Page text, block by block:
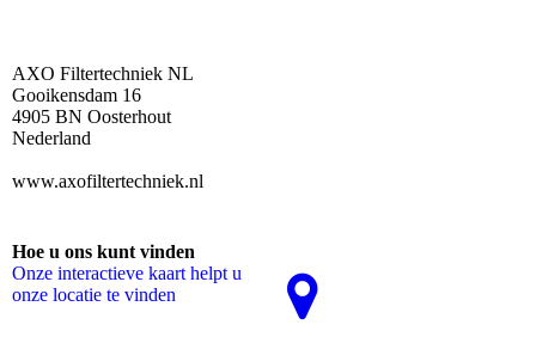
AXO Filtertechniek NL
Gooikensdam 16
4905 BN Oosterhout
Nederland
www.axofiltertechniek.nl
Hoe u ons kunt vinden
Onze interactieve kaart helpt u
onze locatie te vinden